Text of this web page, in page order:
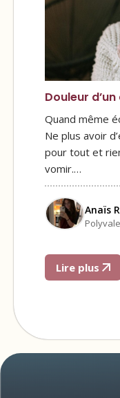
Douleur
Quand même
Ne plus avoir
pour tout et
vomir.…
Anaïs
Lire plus